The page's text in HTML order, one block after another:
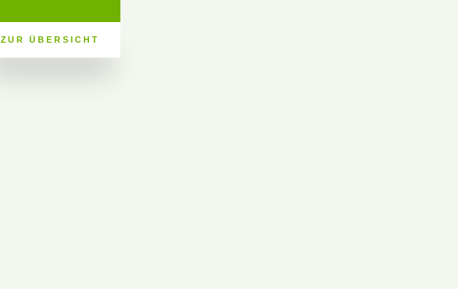
ZUR ÜBERSICHT